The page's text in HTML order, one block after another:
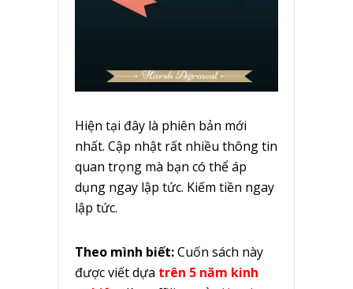
Hiện tại đây là phiên bản mới
nhất. Cập nhật rất nhiều thông tin
quan trọng mà bạn có thể áp
dụng ngay lập tức. Kiếm tiền ngay
lập tức.
Theo mình biết:Cuốn sách này
được viết dựa trên 5 năm kinh